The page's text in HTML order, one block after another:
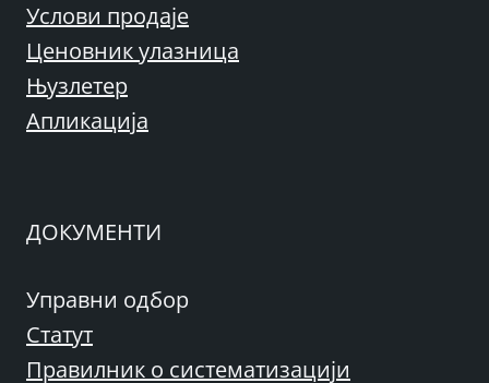
Услови продаје
Ценовник улазница
Њузлетер
Апликација
ДОКУМЕНТИ
Управни одбор
Статут
Правилник о систематизацији